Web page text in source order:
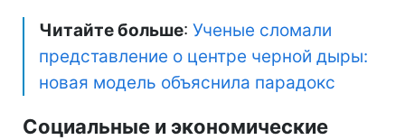
Читайте больше: Ученые сломали
представление о центре черной дыры:
новая модель объяснила парадокс
Социальные и экономические